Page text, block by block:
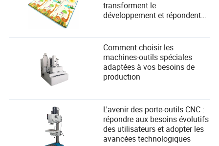
surtension, de grêle ou de vents violents.
transforment le
développement et répondent
enfants
Comment choisir les
machines-outils spéciales
adaptées à vos besoins de
production
L'avenir des porte-outils CNC :
répondre aux besoins évolutifs
des utilisateurs et adopter les
avancées technologiques